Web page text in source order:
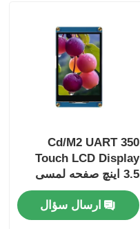
350 Cd/M2 UART
Touch LCD Display
3.5 اینچ صفحه لمسی
LCD پانل 320x480
ارسال سؤال